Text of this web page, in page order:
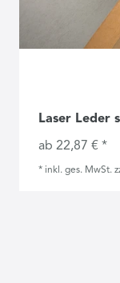
Laser Leder
ab 22,87 € *
* inkl. ges. MwSt.